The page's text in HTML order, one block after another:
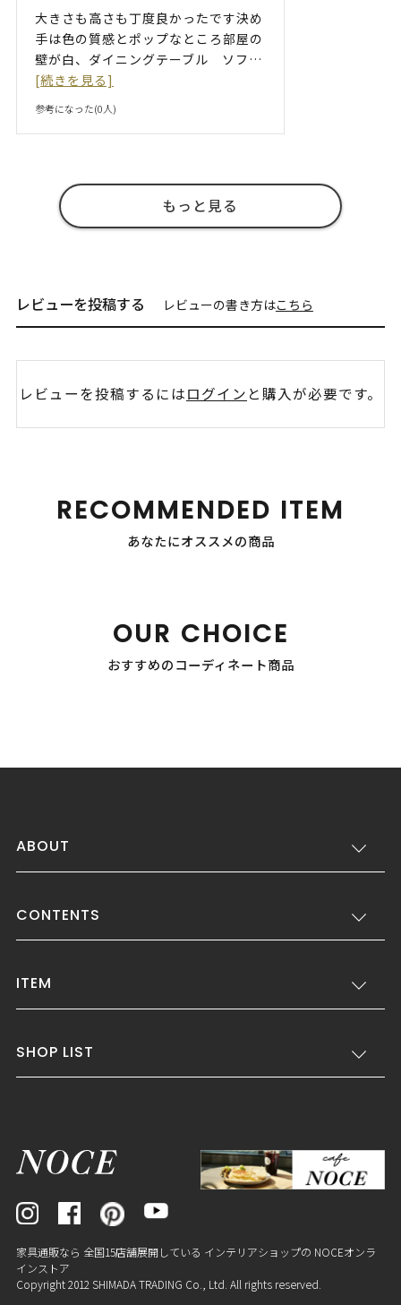
大きさも高さも丁度良かったです決め
手は色の質感とポップなところ部屋の
壁が白、ダイニングテーブル ソフ …
[続きを見る]
参考になった(0人)
もっと見る
レビューを投稿する レビューの書き方はこちら
レビューを投稿するにはログイン と購入が必要です。
RECOMMENDED ITEM
あなたにオススメの商品
OUR CHOICE
おすすめのコーディネート商品
ABOUT
CONTENTS
ITEM
SHOP LIST
家具通販なら 全国15店舗展開している インテリアショップの NOCEオンラ
インストア
Copyright 2012 SHIMADA TRADING Co., Ltd. All rights reserved.